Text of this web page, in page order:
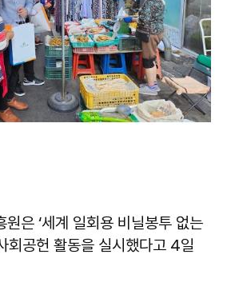
원은 ‘세계 일회용 비닐봉투 없는
회공헌 활동을 실시했다고 4일